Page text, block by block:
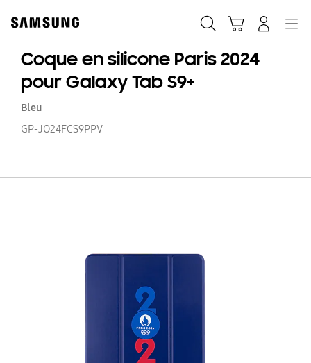
content
Coque en silicone Paris 2024
pour Galaxy Tab S9+
Bleu
GP-JO24FCS9PPV